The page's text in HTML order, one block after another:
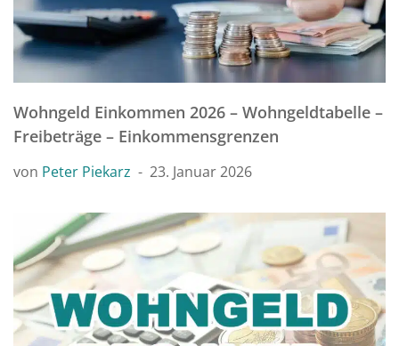
Wohngeld Einkommen 2026 – Wohngeldtabelle –
Freibeträge – Einkommensgrenzen
von Peter Piekarz 23. Januar 2026